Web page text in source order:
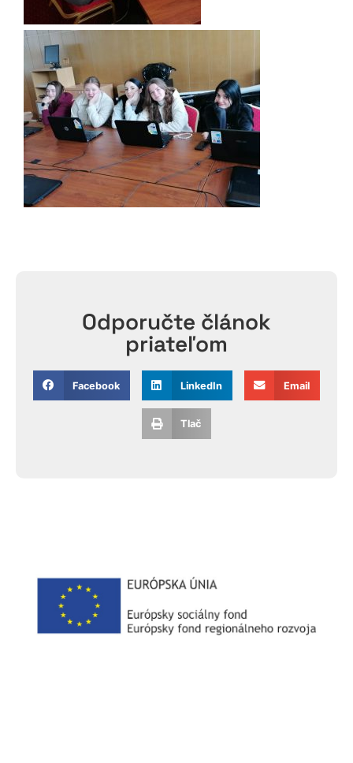
Odporučte článok
priateľom
Facebook LinkedIn Email
Tlač